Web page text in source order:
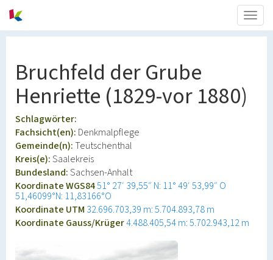
Bruchfeld der Grube
Henriette (1829-vor 1880)
Schlagwörter:
Fachsicht(en): Denkmalpflege
Gemeinde(n):Teutschenthal
Kreis(e):Saalekreis
Bundesland:Sachsen-Anhalt
Koordinate WGS8451° 27′ 39,55″ N: 11° 49′ 53,99″ O
51,46099°N: 11,83166°O
Koordinate UTM 32.696.703,39 m: 5.704.893,78 m
Koordinate Gauss/Krüger4.488.405,54 m: 5.702.943,12 m